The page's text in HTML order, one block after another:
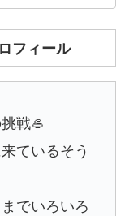
フィール
戦🥌
ているそう
でいろいろ